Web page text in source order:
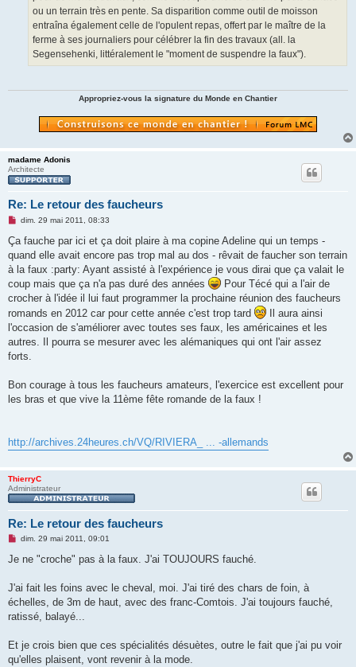
ou un terrain très en pente. Sa disparition comme outil de moisson
entraîna également celle de l'opulent repas, offert par le maître de la
ferme à ses journaliers pour célébrer la fin des travaux (all. la
Segensehenki, littéralement le "moment de suspendre la faux").
Appropriez-vous la signature du Monde en Chantier
madame Adonis
Architecte
Re: Le retour des faucheurs
M
s
a
g
n
o
l
u
dim. 29 mai 2011, 08:33
Ça fauche par ici et ça doit plaire à ma copine Adeline qui un temps -
quand elle avait encore pas trop mal au dos - rêvait de faucher son terrain
à la faux :party: Ayant assisté à l'expérience je vous dirai que ça valait le
coup mais que ça n'a pas duré des années
Pour Técé qui a l'air de
crocher à l'idée il lui faut programmer la prochaine réunion des faucheurs
romands en 2012 car pour cette année c'est trop tard
Il aura ainsi
l'occasion de s'améliorer avec toutes ses faux, les américaines et les
autres. Il pourra se mesurer avec les alémaniques qui ont l'air assez
forts.
Bon courage à tous les faucheurs amateurs, l'exercice est excellent pour
les bras et que vive la 11ème fête romande de la faux !
http://archives.24heures.ch/VQ/RIVIERA_ ... -allemands
ThierryC
Administrateur
Re: Le retour des faucheurs
M
s
g
n
o
u
dim. 29 mai 2011, 09:01
Je ne "croche" pas à la faux. J'ai TOUJOURS fauché.
J'ai fait les foins avec le cheval, moi. J'ai tiré des chars de foin, à
échelles, de 3m de haut, avec des franc-Comtois. J'ai toujours fauché,
ratissé, balayé...
Et je crois bien que ces spécialités désuètes, outre le fait que j'ai pu voir
qu'elles plaisent, vont revenir à la mode.